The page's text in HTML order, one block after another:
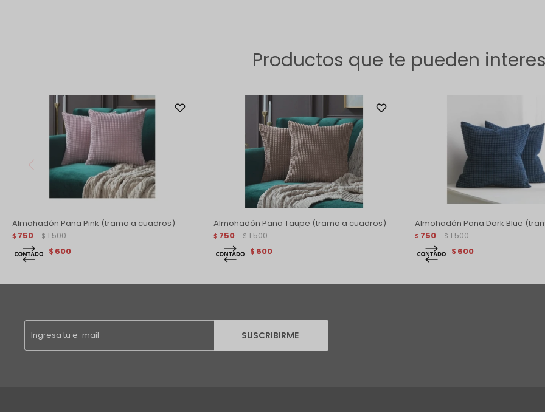
Productos que te pueden
Almohadón Pana Pink (trama a cuadros)
$ 750 $ 1.500
$ 600
Almohadón Pana Taupe (trama a cuadros)
$ 750 $ 1.500
$ 600
Almohadón Pana Dark Blue
$ 750 $ 1.500
$ 600
SUSCRIBIRME